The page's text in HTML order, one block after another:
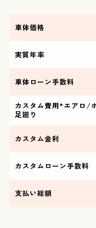
車体価格
実質年率
車体ローン手数料
カスタム費用*エアロ/
足廻り
カスタム金利
カスタムローン手数料
支払い総額